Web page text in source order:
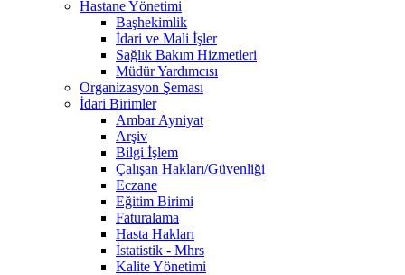
Hastane Yönetimi
Başhekimlik
İdari ve Mali İşler
Sağlık Bakım Hizmetleri
Müdür Yardımcısı
Organizasyon Şeması
İdari Birimler
Ambar Ayniyat
Arşiv
Bilgi İşlem
Çalışan Hakları/Güvenliği
Eczane
Eğitim Birimi
Faturalama
Hasta Hakları
İstatistik - Mhrs
Kalite Yönetimi